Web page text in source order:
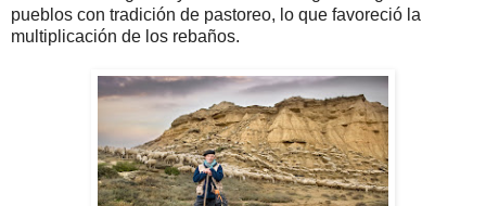
pueblos con tradición de pastoreo, lo que favoreció la
multiplicación de los rebaños.